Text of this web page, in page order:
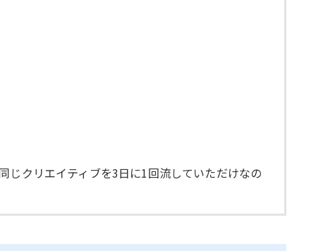
じクリエイティブを3日に1回流していただけなの